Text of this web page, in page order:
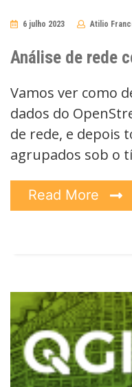
6 julho 2023 Atilio
Análise de rede
Vamos ver como
dados do
de rede, e depois
agrupados sob o
Read More